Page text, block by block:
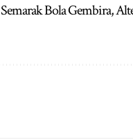
Semarak Bola Gembira,